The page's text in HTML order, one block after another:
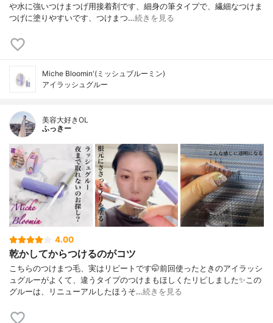
や水に強いつけまつげ用接着剤です、細身の筆タイプで、繊細なつけま
つげに塗りやすいです、つけまつ…続きを見る
Miche Bloomin'(ミッシュブルーミン)
アイラッシュグルー
美容大好きOL
ふっきー
4.00
乾かしてからつけるのがコツ
こちらのつけまつ毛、実はリピートです🤭前回使ったときのアイラッシ
ュグルーがよくて、違うタイプのつけまもほしくたリピしました✨この
グルーは、リニューアルしたほうそ…続きを見る